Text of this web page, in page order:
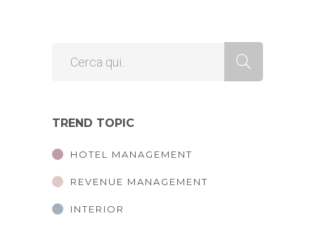
TREND TOPIC
HOTEL MANAGEMENT
REVENUE MANAGEMENT
INTERIOR